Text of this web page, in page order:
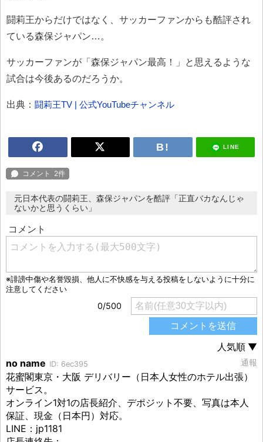
闘莉王からだけではなく、サッカーファンからも酷評され
ている森保ジャパン…。
サッカーファンが「森保ジャパン最高！」と思えるような
試合は今後あるのだろうか。
出典： 闘莉王TV | 公式YouTubeチャンネル
LINE
元日本代表の闘莉王、森保ジャパンを酷評「正直バカなんじゃ
ないかと思うくらい」